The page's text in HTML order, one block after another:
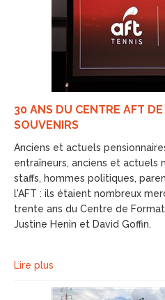
30 ANS DU CENTRE AFT
SOUVENIRS
Anciens et actuels
entraîneurs, anciens et actuels
staffs, hommes politiques,
l'AFT : ils étaient nombreux
trente ans du Centre de
Justine Henin et David Goffin.
Lire plus